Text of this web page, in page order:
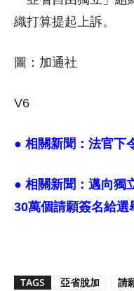
織打算提起上訴。
圖：加通社
V6
● 相關新聞： 法官下
● 相關新聞： 邁向獨
30萬個請願簽名給選
TAGS 亞省脫加 請